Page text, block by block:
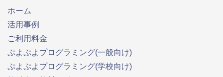
ホーム
活用事例
ご利用料金
ぷよぷよプログラミング(一般向け)
ぷよぷよプログラミング(学校向け)